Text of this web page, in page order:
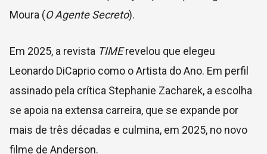
Moura (O Agente Secreto).
Em 2025, a revista TIMErevelou que elegeu
Leonardo DiCaprio como o Artista do Ano. Em perfil
assinado pela crítica Stephanie Zacharek, a escolha
se apoia na extensa carreira, que se expande por
mais de três décadas e culmina, em 2025, no novo
filme de Anderson.